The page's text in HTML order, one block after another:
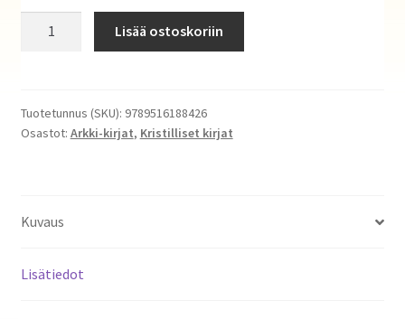
Lisää ostoskoriin
Tuotetunnus (SKU): 9789516188426
Osastot: Arkki-kirjat, Kristilliset kirjat
Kuvaus
Lisätiedot